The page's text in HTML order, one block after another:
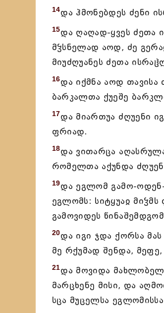
14და ჰმონებდეს ძენი
15და ღაღად-ყვეს ძეთა
მჴსნელად აოდ, ძე
მიუძღუანეს ძეთა
16და იქმნა აოდ
ბარკალთა ქუეშე
17და მიართუა ძღუენი
ფრიად.
18და ვითარცა
რომელთა აქუნდა
19და ეგლომ გამო-
ეგლომს: სიტყუაჲ
გამოვიდეს
20და იგი ჯდა ქორსა
მე რქუმად შენდა,
21და მოვიდა
მარცხენე მისი, და
სცა მუცელსა